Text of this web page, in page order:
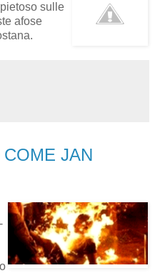
sulle
afose
JAN